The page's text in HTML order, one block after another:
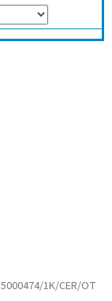
5000474/1K/CER/OT